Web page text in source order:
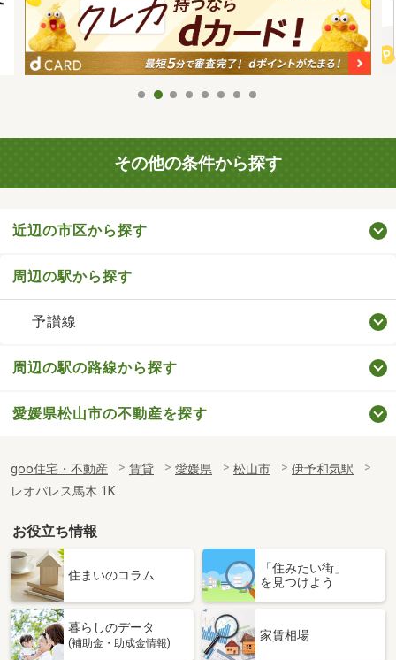
その他の条件から探す
近辺の市区から探す
周辺の駅から探す
予讃線
周辺の駅の路線から探す
愛媛県松山市の不動産を探す
goo住宅・不動産 賃貸 愛媛県 松山市
伊予和気駅
レオパレス馬木 1K
お役立ち情報
住まいのコラム
「住みたい街」
を見つけよう
暮らしのデータ
(補助金・助成金情報)
家賃相場